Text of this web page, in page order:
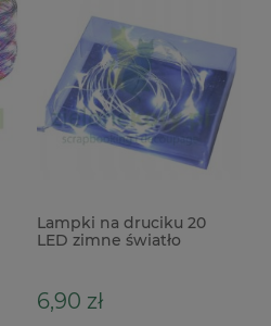
Lampki na druciku 20
LED zimne światło
6,90 zł